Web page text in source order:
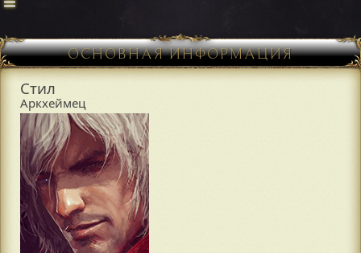
ОСНОВНАЯ ИНФОРМАЦИЯ
Стил
Аркхеймец